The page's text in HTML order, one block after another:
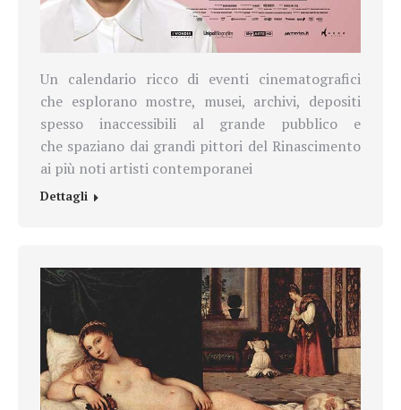
Un calendario ricco di eventi cinematografici
che esplorano mostre, musei, archivi, depositi
spesso inaccessibili al grande pubblico e
che spaziano dai grandi pittori del Rinascimento
ai più noti artisti contemporanei
Dettagli